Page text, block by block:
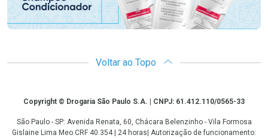
Voltar ao Topo
CopyrightCopyright © Drogaria São Paulo S.A. | CNPJ: 61.412.110/0565-33
São Paulo - SP: Avenida Renata, 60, Chácara Belenzinho - Vila Formosa
Gislaine Lima Meo CRF 40.354 | 24 horas| Autorização de funcionamento: